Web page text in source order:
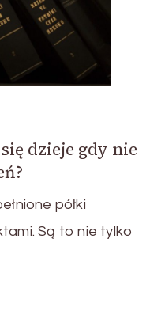
się dzieje gdy nie
półki
Są to nie tylko